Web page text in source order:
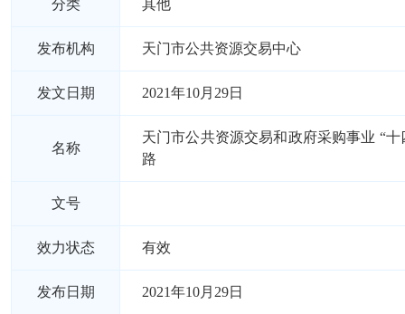
分类 其他
发布机构 天门市公共资源交易中心
发文日期 2021年10月29日
名称
天门市公共资源交易和政府采购事业 “十
路
文号
效力状态 有效
发布日期 2021年10月29日